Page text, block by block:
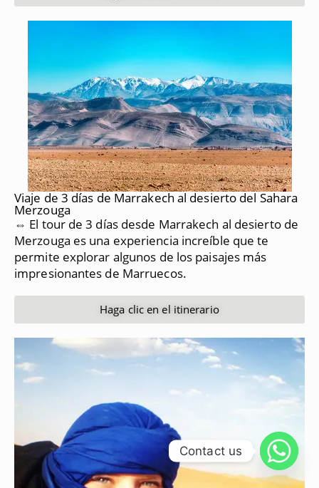
Viaje de 3 días de Marrakech al desierto del Sahara
Merzouga
⇔ El tour de 3 días desde Marrakech al desierto de
Merzouga es una experiencia increíble que te
permite explorar algunos de los paisajes más
impresionantes de Marruecos.
Haga clic en el itinerario
Contact us